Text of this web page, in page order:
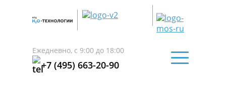
Ежедневно, с 9:00 до 18:00
+7 (495) 663-20-90